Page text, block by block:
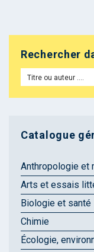
Rechercher
Catalogue
Anthropologie et
Arts et essais
Biologie et santé
Chimie
Écologie,